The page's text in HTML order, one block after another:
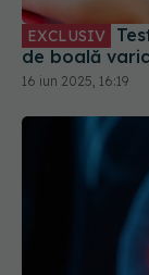
EXCLUSIV Testul simplu care pune diagnosticul
de boală
16 iun 2025, 16:19